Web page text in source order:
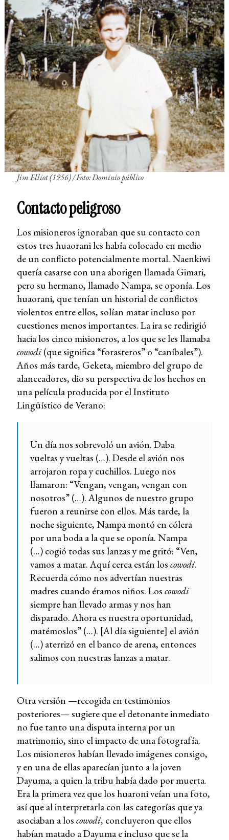
Jim Elliot (1956) / Foto: Dominio público
Contacto peligroso
Los misioneros ignoraban que su contacto con
estos tres huaorani les había colocado en medio
de un conflicto potencialmente mortal. Naenkiwi
quería casarse con una aborigen llamada Gimari,
pero su hermano, llamado Nampa, se oponía. Los
huaorani, que tenían un historial de conflictos
violentos entre ellos, solían matar incluso por
cuestiones menos importantes. La ira se redirigió
hacia los cinco misioneros, a los que se les llamaba
cowodi(que significa “forasteros” o “caníbales”).
Años más tarde, Geketa, miembro del grupo de
alanceadores, dio su perspectiva de los hechos en
una película producida por el Instituto
Lingüístico de Verano:
Un día nos sobrevoló un avión. Daba
vueltas y vueltas (…). Desde el avión nos
arrojaron ropa y cuchillos. Luego nos
llamaron: “Vengan, vengan, vengan con
nosotros” (…). Algunos de nuestro grupo
fueron a reunirse con ellos. Más tarde, la
noche siguiente, Nampa montó en cólera
por una boda a la que se oponía. Nampa
(…) cogió todas sus lanzas y me gritó: “Ven,
vamos a matar. Aquí cerca están los cowodi.
Recuerda cómo nos advertían nuestras
madres cuando éramos niños. Los cowodi
siempre han llevado armas y nos han
disparado. Ahora es nuestra oportunidad,
matémoslos” (…). [Al día siguiente] el avión
(…) aterrizó en el banco de arena, entonces
salimos con nuestras lanzas a matar.
Otra versión —recogida en testimonios
posteriores— sugiere que el detonante inmediato
no fue tanto una disputa interna por un
matrimonio, sino el impacto de una fotografía.
Los misioneros habían llevado imágenes consigo,
y en una de ellas aparecían junto a la joven
Dayuma, a quien la tribu había dado por muerta.
Era la primera vez que los huaroni veían una foto,
así que al interpretarla con las categorías que ya
asociaban a los cowodi, concluyeron que ellos
habían matado a Dayuma e incluso que se la